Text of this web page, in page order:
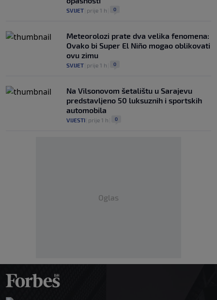
SVIJET prije 1 h 0
Meteorolozi prate dva velika fenomena:
Ovako bi Super El Niño mogao oblikovati
ovu zimu
SVIJET prije 1 h 0
Na Vilsonovom šetalištu u Sarajevu
predstavljeno 50 luksuznih i sportskih
automobila
VIJESTI prije 1 h 0
Oglas